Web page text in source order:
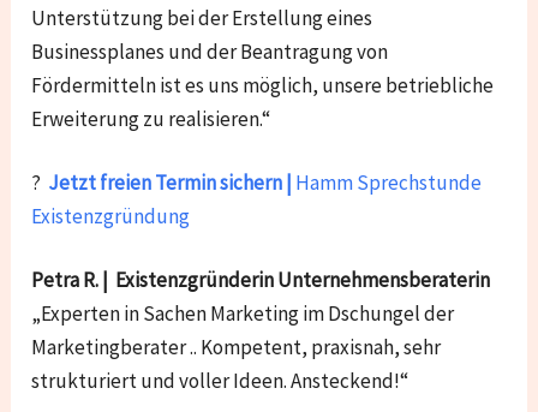
Unterstützung bei der Erstellung eines
Businessplanes und der Beantragung von
Fördermitteln ist es uns möglich, unsere betriebliche
Erweiterung zu realisieren.“
? Jetzt freien Termin sichern | Hamm Sprechstunde
Existenzgründung
Petra R. | Existenzgründerin Unternehmensberaterin
„Experten in Sachen Marketing im Dschungel der
Marketingberater .. Kompetent, praxisnah, sehr
strukturiert und voller Ideen. Ansteckend!“